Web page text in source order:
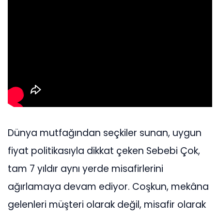
Dünya mutfağından seçkiler sunan, uygun
fiyat politikasıyla dikkat çeken Sebebi Çok,
tam 7 yıldır aynı yerde misafirlerini
ağırlamaya devam ediyor. Coşkun, mekâna
gelenleri müşteri olarak değil, misafir olarak